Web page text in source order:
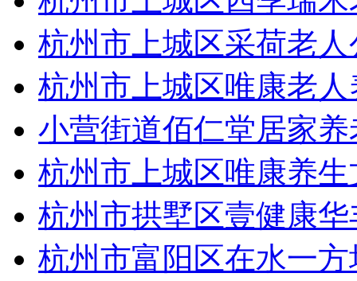
杭州市上城区采荷老人
杭州市上城区唯康老
小营街道佰仁堂居家
杭州市上城区唯康养
杭州市拱墅区壹健康
杭州市富阳区在水一